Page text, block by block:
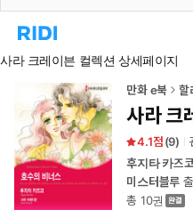
리
홈
동
사라 크레이븐 컬렉션 상세페이지
만화 e북 할
사라 크
4.1 (9)
후지타 카즈
미스터블루
총 10권